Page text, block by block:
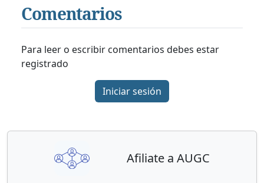
Comentarios
Para leer o escribir comentarios debes estar
registrado
Iniciar sesión
Afiliate a AUGC